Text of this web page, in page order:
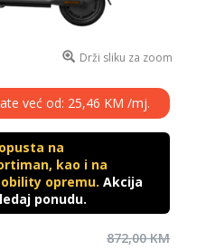
Drži sliku za zoom
već od: 25,46 KM /mj.
na
kao i na
opremu. Akcija
ponudu.
872,00 KM